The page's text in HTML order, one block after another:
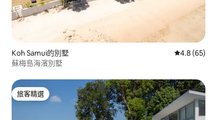
Koh Samui的別墅 從 65 則評
4.8 (65)
蘇梅島海濱別墅
旅客精選
旅客精選